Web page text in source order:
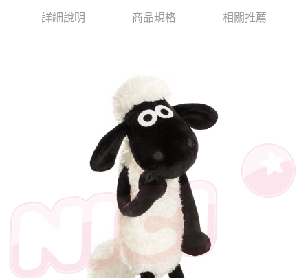
【關於「AFTEE先享後付」】
AFTEE先享後付是「在收到商品之後才付款」的支付方式。 讓您購物簡單
【「AFTEE先享後付」結帳流程】
１．於結帳方式選擇「AFTEE先享後付」後，將跳轉至「AFTEE先享後付」
結帳頁面，進行簡訊認證並確認金額後，即可完成結帳。
２．訂單成立數日內，您將收到繳費通知簡訊。
３．收到繳費通知簡訊後14天內，點擊此簡訊中的連結，可透過四大超商／
ATM／網路銀行／等多元方式進行付款，方視為交易完成。
※ 請注意：結帳手續完成當下不需立刻繳費，但若您需要取消訂單，請聯絡
購買商品的店家。未經商家同意取消之訂單仍視為有效，需透過AFTEE先享
後付繳納相關費用。
※ 交易是否成功請以「AFTEE先享後付 」之結帳頁面顯示為準，若有關於
是否繳費成功／繳費後需取消欲退款等相關疑問，請聯繫「AFTEE先享後付
https://netprotections.freshdesk.com/support/home
【注意事項】
１．透過由恩沛科技股份有限公司提供之「AFTEE先享後付」服務完成之交
ATM付款
每筆NT$100，滿NT$490(含以上)免運費
每筆NT$100，滿NT$490(含以上)免運費
每筆NT$100，滿NT$990(含以上)免運費
海外國家
詳細說明 商品規格 相關推薦